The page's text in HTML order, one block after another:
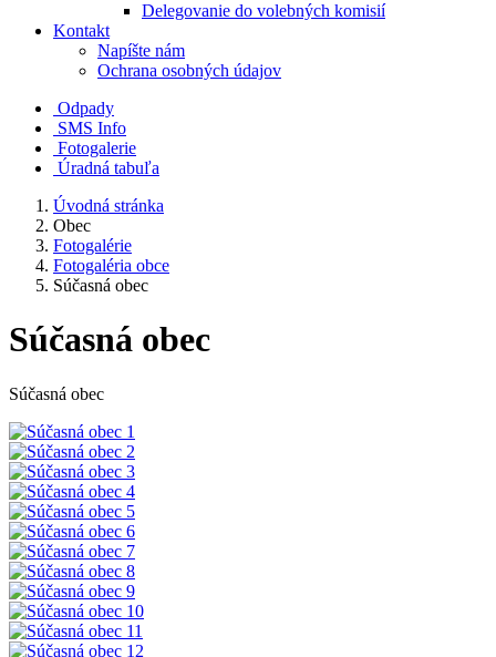
Delegovanie do volebných komisií
Kontakt
Napíšte nám
Ochrana osobných údajov
Odpady
SMS Info
Fotogalerie
Úradná tabuľa
Úvodná stránka
Obec
Fotogalérie
Fotogaléria obce
Súčasná obec
Súčasná obec
Súčasná obec